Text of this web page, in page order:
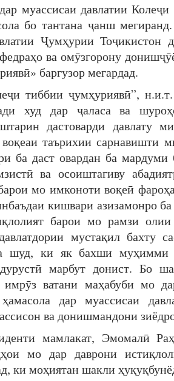
муассисаи давлатии
бо тантана ҷанш
Ҷумҳурии Тоҷикистон
ва омӯзгорону
баргузор мегардад.
тиббии ҷумҳуриявӣ”,
худ дар ҷаласа ва
дастоварди
таърихии сарнавишти
ба даст овардан ба
ва осоиштагиву
мо имконоти воқеӣ
кишвари азизамонро
барои мо рамзи олии
мустақил бахту
шуд, ки як бахши муҳимми
марбут донист. Бо
ватани маҳабуби мо
дар муассисаи
ва донишмандони
мамлакат, Эмомалӣ
мо дар даврони
ки моҳиятан шакли